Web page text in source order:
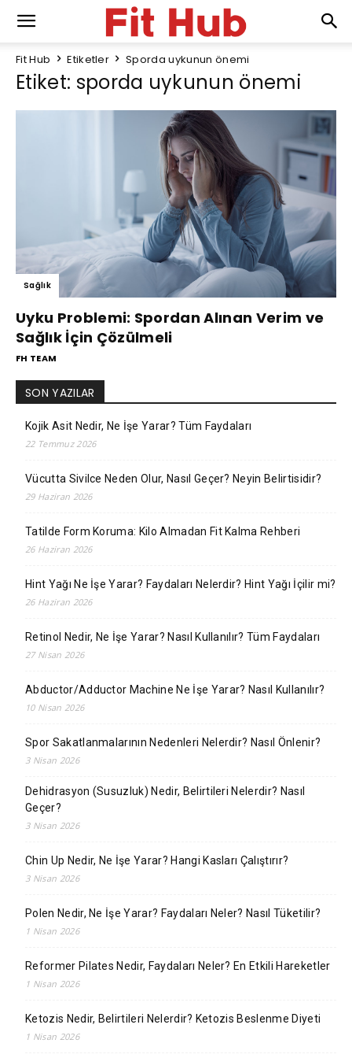
Fit Hub Etiketler Sporda uykunun önemi
Etiket: sporda uykunun önemi
Sağlık
Uyku Problemi: Spordan Alınan Verim ve
Sağlık İçin Çözülmeli
FH TEAM
SON YAZILAR
Kojik Asit Nedir, Ne İşe Yarar? Tüm Faydaları
22 Temmuz 2026
Vücutta Sivilce Neden Olur, Nasıl Geçer? Neyin Belirtisidir?
29 Haziran 2026
Tatilde Form Koruma: Kilo Almadan Fit Kalma Rehberi
26 Haziran 2026
Hint Yağı Ne İşe Yarar? Faydaları Nelerdir? Hint Yağı İçilir mi?
26 Haziran 2026
Retinol Nedir, Ne İşe Yarar? Nasıl Kullanılır? Tüm Faydaları
27 Nisan 2026
Abductor/Adductor Machine Ne İşe Yarar? Nasıl Kullanılır?
10 Nisan 2026
Spor Sakatlanmalarının Nedenleri Nelerdir? Nasıl Önlenir?
3 Nisan 2026
Dehidrasyon (Susuzluk) Nedir, Belirtileri Nelerdir? Nasıl
Geçer?
3 Nisan 2026
Chin Up Nedir, Ne İşe Yarar? Hangi Kasları Çalıştırır?
3 Nisan 2026
Polen Nedir, Ne İşe Yarar? Faydaları Neler? Nasıl Tüketilir?
1 Nisan 2026
Reformer Pilates Nedir, Faydaları Neler? En Etkili Hareketler
1 Nisan 2026
Ketozis Nedir, Belirtileri Nelerdir? Ketozis Beslenme Diyeti
1 Nisan 2026